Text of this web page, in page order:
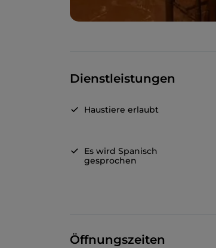
Dienstleistungen
Haustiere erlaubt
Es wird Spanisch
gesprochen
Öffnungszeiten